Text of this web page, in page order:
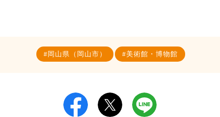
岡山県（岡山市） 美術館・博物館